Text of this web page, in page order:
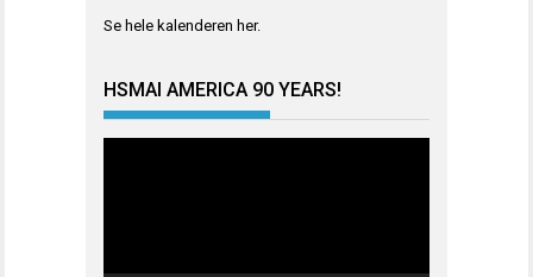
Se hele kalenderen her.
HSMAI AMERICA 90 YEARS!